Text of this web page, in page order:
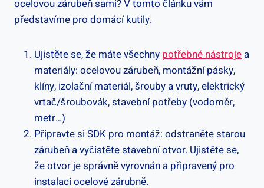
ocelovou zárubeň sami? V tomto článku vám
představíme pro domácí kutily.
Ujistěte se, že máte všechny potřebné nástroje a
materiály: ocelovou zárubeň, montážní pásky,
klíny, izolační materiál, šrouby a vruty, elektrický
vrtač/šroubovák, stavební potřeby (vodoměr,
metr…)
Připravte si SDK pro montáž: odstraněte starou
zárubeň a vyčistěte stavební otvor. Ujistěte se,
že otvor je správně vyrovnán a připravený pro
instalaci ocelové zárubně.